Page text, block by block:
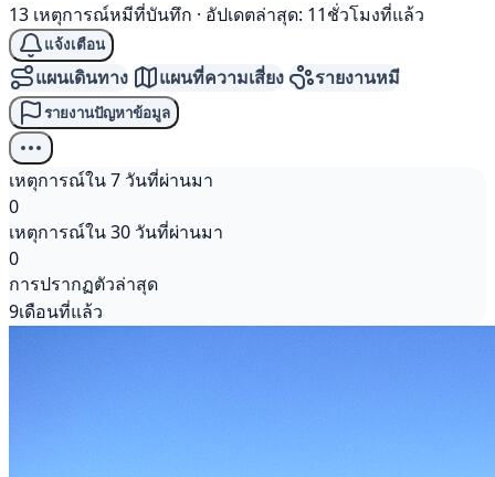
13 เหตุการณ์หมีที่บันทึก · อัปเดตล่าสุด: 11ชั่วโมงที่แล้ว
แจ้งเตือน
แผนเดินทาง แผนที่ความเสี่ยง รายงานหมี
รายงานปัญหาข้อมูล
เหตุการณ์ใน 7 วันที่ผ่านมา
0
เหตุการณ์ใน 30 วันที่ผ่านมา
0
การปรากฏตัวล่าสุด
9เดือนที่แล้ว